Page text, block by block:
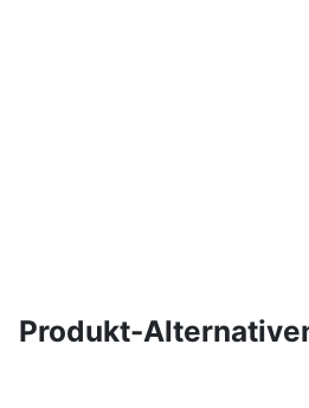
Produkt-